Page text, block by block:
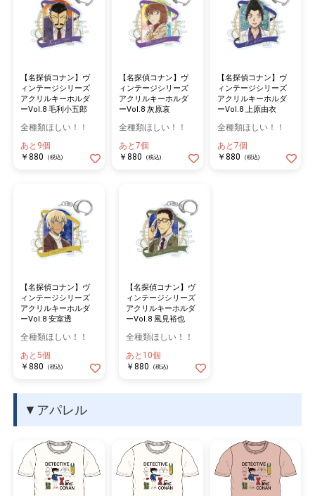
【名探偵コナン】ヴ
ィンテージシリーズ
アクリルキーホルダ
ーVol.8 毛利小五郎
全種類ほしい！！
あと9個
￥880
(税込)
【名探偵コナン】ヴ
ィンテージシリーズ
アクリルキーホルダ
ーVol.8 灰原哀
全種類ほしい！！
あと7個
￥880
(税込)
【名探偵コナン】ヴ
ィンテージシリーズ
アクリルキーホルダ
ーVol.8 上原由衣
全種類ほしい！！
あと7個
￥880
(税込)
【名探偵コナン】ヴ
ィンテージシリーズ
アクリルキーホルダ
ーVol.8 安室透
全種類ほしい！！
あと5個
￥880
(税込)
【名探偵コナン】ヴ
ィンテージシリーズ
アクリルキーホルダ
ーVol.8 風見裕也
全種類ほしい！！
あと10個
￥880
(税込)
▼アパレル